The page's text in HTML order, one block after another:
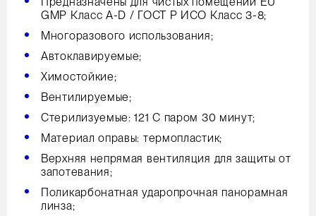
GMP Класс А-D / ГОСТ Р ИСО Класс 3-8;
Многоразового использования;
Автоклавируемые;
Химостойкие;
Вентилируемые;
Стерилизуемые: 121 С паром 30 минут;
Материал оправы: термопластик;
Верхняя непрямая вентиляция для защиты от
запотевания;
Поликарбонатная ударопрочная панорамная
линза;